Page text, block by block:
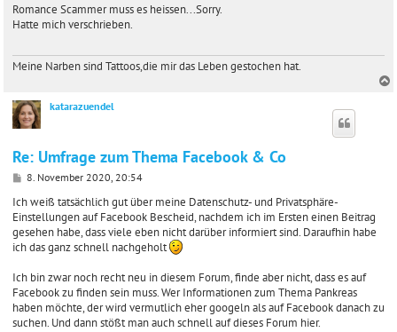
i
t
r
g
Romance Scammer muss es heissen...Sorry.
Hatte mich verschrieben.
Meine Narben sind Tattoos,die mir das Leben gestochen hat.
katarazuendel
Re: Umfrage zum Thema Facebook & Co
B
i
t
a
g
8. November 2020, 20:54
Ich weiß tatsächlich gut über meine Datenschutz- und Privatsphäre-
Einstellungen auf Facebook Bescheid, nachdem ich im Ersten einen Beitrag
gesehen habe, dass viele eben nicht darüber informiert sind. Daraufhin habe
ich das ganz schnell nachgeholt
Ich bin zwar noch recht neu in diesem Forum, finde aber nicht, dass es auf
Facebook zu finden sein muss. Wer Informationen zum Thema Pankreas
haben möchte, der wird vermutlich eher googeln als auf Facebook danach zu
suchen. Und dann stößt man auch schnell auf dieses Forum hier.